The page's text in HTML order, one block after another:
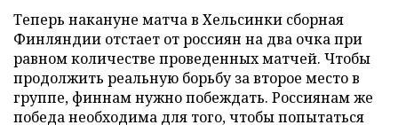
Теперь накануне матча в Хельсинки сборная
Финляндии отстает от россиян на два очка при
равном количестве проведенных матчей. Чтобы
продолжить реальную борьбу за второе место в
группе, финнам нужно побеждать. Россиянам же
победа необходима для того, чтобы попытаться